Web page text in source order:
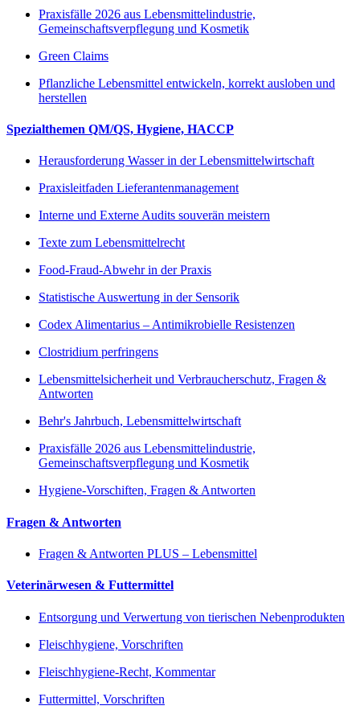
Praxisfälle 2026 aus Lebensmittelindustrie,
Gemeinschaftsverpflegung und Kosmetik
Green Claims
Pflanzliche Lebensmittel entwickeln, korrekt ausloben und
herstellen
Spezialthemen QM/QS, Hygiene, HACCP
Herausforderung Wasser in der Lebensmittelwirtschaft
Praxisleitfaden Lieferantenmanagement
Interne und Externe Audits souverän meistern
Texte zum Lebensmittelrecht
Food-Fraud-Abwehr in der Praxis
Statistische Auswertung in der Sensorik
Codex Alimentarius – Antimikrobielle Resistenzen
Clostridium perfringens
Lebensmittelsicherheit und Verbraucherschutz, Fragen &
Antworten
Behr's Jahrbuch, Lebensmittelwirtschaft
Praxisfälle 2026 aus Lebensmittelindustrie,
Gemeinschaftsverpflegung und Kosmetik
Hygiene-Vorschiften, Fragen & Antworten
Fragen & Antworten
Fragen & Antworten PLUS – Lebensmittel
Veterinärwesen & Futtermittel
Entsorgung und Verwertung von tierischen Nebenprodukten
Fleischhygiene, Vorschriften
Fleischhygiene-Recht, Kommentar
Futtermittel, Vorschriften